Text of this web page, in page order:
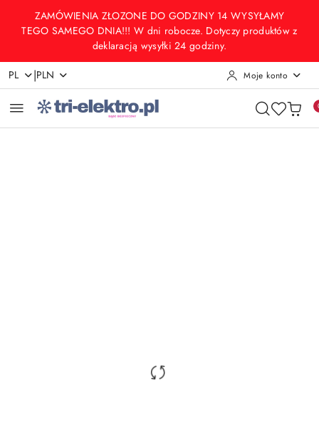
Przejdź do treści głównej
Przejdź do wyszukiwarki
Przejdź do moje konto
Przejdź do menu głównego
Przejdź do opisu produktu
Przejdź do stopki
ZAMÓWIENIA ZŁOZONE DO GODZINY 14 WYSYŁAMY
TEGO SAMEGO DNIA!!! W dni robocze. Dotyczy produktów z
deklaracją wysyłki 24 godziny.
PL |PLN Moje konto